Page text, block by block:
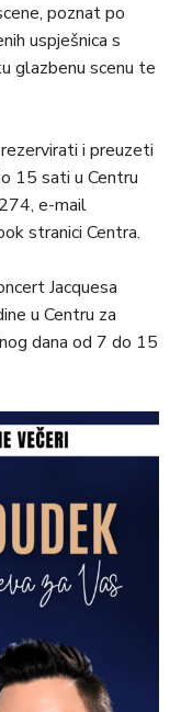
poznat po
uspješnica s
glazbenu scenu te
i preuzeti
15 sati u Centru
e-mail
stranici Centra.
Jacquesa
u Centru za
dana od 7 do 15